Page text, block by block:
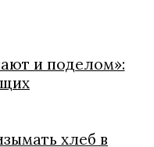
и поделом»:
хлеб в